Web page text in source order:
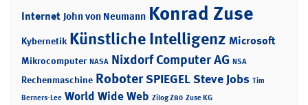
Internet John von Neumann Konrad Zuse
Kybernetik Künstliche Intelligenz Microsoft
Mikrocomputer NASA Nixdorf Computer AG NSA
Rechenmaschine RoboterSPIEGELSteve Jobs Tim
Berners-Lee World Wide Web Zilog Z80 Zuse KG